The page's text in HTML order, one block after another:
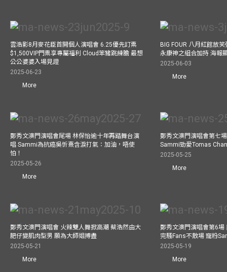
雲浩影8月麥花臣首開個人演唱會 6.25優先訂票
$1,500VIP門票享專屬福利 Cloud笨豬跳練膽 最想
公公婆婆入場見證
2025-06-23
More
BIG FOUR 八月紅館放
永康神之組合加持 海報
2025-06-03
More
鄭秀文澳門演唱會尾場 林保怡逾十年再踏舞台演
唱 Sammi為抗癌吳忻熹含淚打氣：加油，唔使
怕！
2025-05-26
More
鄭秀文澳門演唱會第七
Sammi勁愛Tomas
2025-05-25
More
鄭秀文澳門演唱會 火辣雙人舞掀高潮 蔡浩然由大
肥仔變肌肉型男 願為大師姐搏盡
2025-05-21
More
鄭秀文澳門演唱會第6場
完騷Fans不散場 寵粉
2025-05-19
More